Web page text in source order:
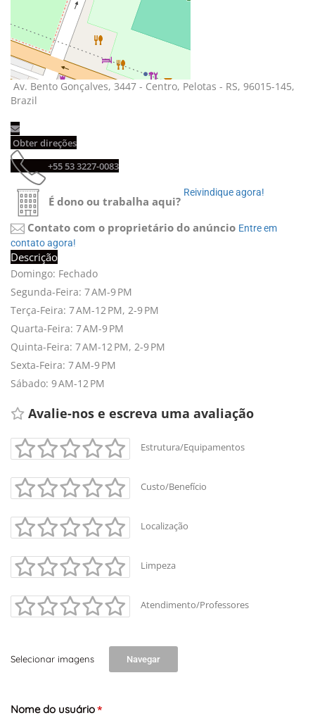
Av. Bento Gonçalves, 3447 - Centro, Pelotas - RS, 96015-145,
Brazil
Obter direções
+55 53 3227-0083
É dono ou trabalha aqui?
Reivindique agora!
Contato com o proprietário do anúncio Entre em
contato agora!
Descrição
Domingo: Fechado
Segunda-Feira: 7 AM-9 PM
Terça-Feira: 7 AM-12 PM, 2-9 PM
Quarta-Feira: 7 AM-9 PM
Quinta-Feira: 7 AM-12 PM, 2-9 PM
Sexta-Feira: 7 AM-9 PM
Sábado: 9 AM-12 PM
Avalie-nos e escreva uma avaliação
Estrutura/Equipamentos
Custo/Benefício
Localização
Limpeza
Atendimento/Professores
Selecionar imagens Navegar
Nome do usuário*